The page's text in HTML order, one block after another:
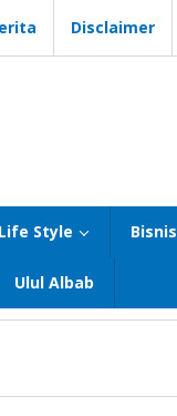
Disclaimer
Life Style Bisnis
Ulul Albab